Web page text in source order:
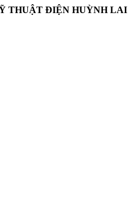
THUẬT ĐIỆN HUỲNH LAI